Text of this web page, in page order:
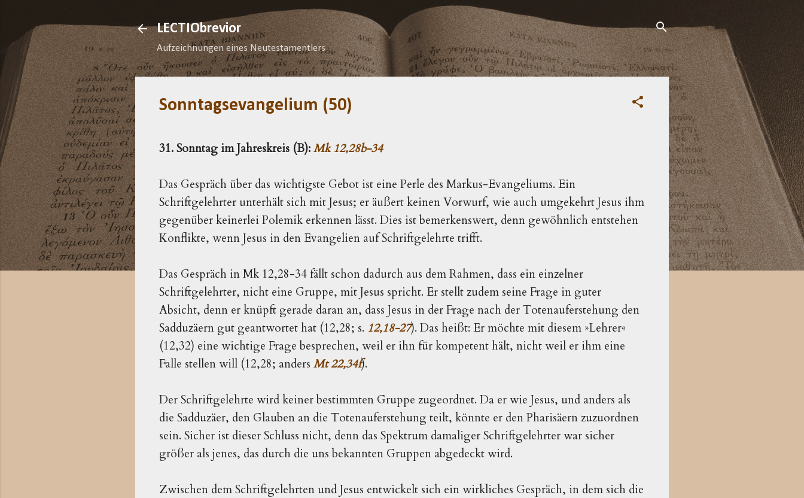
Direkt zum Hauptbereich
LECTIObrevior
Aufzeichnungen eines Neutestamentlers
Sonntagsevangelium (50)
31. Sonntag im Jahreskreis (B):Mk 12,28b-34
Das Gespräch über das wichtigste Gebot ist eine Perle des Markus-Evangeliums. Ein
Schriftgelehrter unterhält sich mit Jesus; er äußert keinen Vorwurf, wie auch umgekehrt Jesus ihm
gegenüber keinerlei Polemik erkennen lässt. Dies ist bemerkenswert, denn gewöhnlich entstehen
Konflikte, wenn Jesus in den Evangelien auf Schriftgelehrte trifft.
Das Gespräch in Mk 12,28-34 fällt schon dadurch aus dem Rahmen, dass ein einzelner
Schriftgelehrter, nicht eine Gruppe, mit Jesus spricht. Er stellt zudem seine Frage in guter
Absicht, denn er knüpft gerade daran an, dass Jesus in der Frage nach der Totenauferstehung den
Sadduzäern gut geantwortet hat (12,28; s. 12,18-27). Das heißt: Er möchte mit diesem »Lehrer«
(12,32) eine wichtige Frage besprechen, weil er ihn für kompetent hält, nicht weil er ihm eine
Falle stellen will (12,28; anders Mt 22,34f).
Der Schriftgelehrte wird keiner bestimmten Gruppe zugeordnet. Da er wie Jesus, und anders als
die Sadduzäer, den Glauben an die Totenauferstehung teilt, könnte er den Pharisäern zuzuordnen
sein. Sicher ist dieser Schluss nicht, denn das Spektrum damaliger Schriftgelehrter war sicher
größer als jenes, das durch die uns bekannten Gruppen abgedeckt wird.
Zwischen dem Schriftgelehrten und Jesus entwickelt sich ein wirkliches Gespräch, in dem sich die